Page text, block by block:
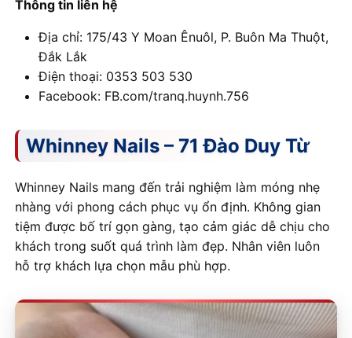
Thông tin liên hệ
Địa chỉ: 175/43 Y Moan Ênuôl, P. Buôn Ma Thuột,
Đắk Lắk
Điện thoại: 0353 503 530
Facebook: FB.com/tranq.huynh.756
Whinney Nails – 71 Đào Duy Từ
Whinney Nails mang đến trải nghiệm làm móng nhẹ
nhàng với phong cách phục vụ ổn định. Không gian
tiệm được bố trí gọn gàng, tạo cảm giác dễ chịu cho
khách trong suốt quá trình làm đẹp. Nhân viên luôn
hỗ trợ khách lựa chọn mẫu phù hợp.